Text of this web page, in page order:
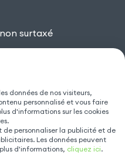
surtaxé
données de nos visiteurs,
personnalisé et vous faire
d'informations sur les cookies
de personnaliser la publicité et de
Les données peuvent
d'informations, cliquez ici.